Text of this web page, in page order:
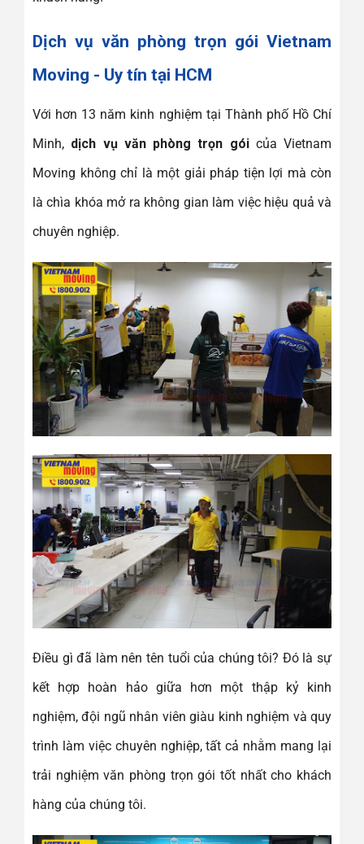
Dịch vụ văn phòng trọn gói Vietnam
Moving - Uy tín tại HCM
Với hơn 13 năm kinh nghiệm tại Thành phố Hồ Chí
Minh, dịch vụ văn phòng trọn góicủa Vietnam
Moving không chỉ là một giải pháp tiện lợi mà còn
là chìa khóa mở ra không gian làm việc hiệu quả và
chuyên nghiệp.
Điều gì đã làm nên tên tuổi của chúng tôi? Đó là sự
kết hợp hoàn hảo giữa hơn một thập kỷ kinh
nghiệm, đội ngũ nhân viên giàu kinh nghiệm và quy
trình làm việc chuyên nghiệp, tất cả nhằm mang lại
trải nghiệm văn phòng trọn gói tốt nhất cho khách
hàng của chúng tôi.